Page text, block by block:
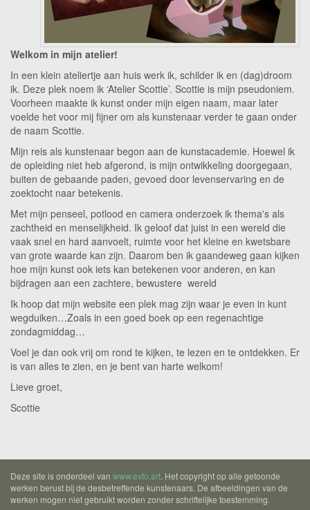
Welkom in mijn atelier!
In een klein ateliertje aan huis werk ik, schilder ik en (dag)droom
ik. Deze plek noem ik ‘Atelier Scottie’. Scottie is mijn pseudoniem.
Voorheen maakte ik kunst onder mijn eigen naam, maar later
voelde het voor mij fijner om als kunstenaar verder te gaan onder
de naam Scottie.
Mijn reis als kunstenaar begon aan de kunstacademie. Hoewel ik
de opleiding niet heb afgerond, is mijn ontwikkeling doorgegaan,
buiten de gebaande paden, gevoed door levenservaring en de
zoektocht naar betekenis.
Met mijn penseel, potlood en camera onderzoek ik thema's als
zachtheid en menselijkheid. Ik geloof dat juist in een wereld die
vaak snel en hard aanvoelt, ruimte voor het kleine en kwetsbare
van grote waarde kan zijn. Daarom ben ik gaandeweg gaan kijken
hoe mijn kunst ook iets kan betekenen voor anderen, en kan
bijdragen aan een zachtere, bewustere wereld
Ik hoop dat mijn website een plek mag zijn waar je even in kunt
wegduiken…Zoals in een goed boek op een regenachtige
zondagmiddag…
Voel je dan ook vrij om rond te kijken, te lezen en te ontdekken. Er
is van alles te zien, en je bent van harte welkom!
Lieve groet,
Scottie
Deze site is onderdeel van www.exto.art. Het copyright op alle getoonde
werken berust bij de desbetreffende kunstenaars. De afbeeldingen van de
werken mogen niet gebruikt worden zonder schriftelijke toestemming.